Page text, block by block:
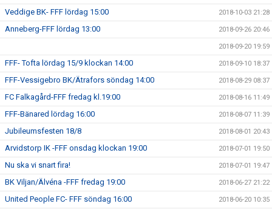
Veddige BK- FFF lördag 15:00 2018-10-03 21:28
Anneberg-FFF lördag 13:00 2018-09-26 20:46
2018-09-20 19:59
FFF- Tofta lördag 15/9 klockan 14:00 2018-09-10 18:37
FFF-Vessigebro BK/Ätrafors söndag 14:00 2018-08-29 08:37
FC Falkagård-FFF fredag kl.19:00 2018-08-16 11:49
FFF-Bänared lördag 16:00 2018-08-07 11:39
Jubileumsfesten 18/8 2018-08-01 20:43
Arvidstorp IK -FFF onsdag klockan 19:00 2018-07-01 19:50
Nu ska vi snart fira! 2018-07-01 19:47
BK Viljan/Älvéna -FFF fredag 19:00 2018-06-27 21:22
United People FC- FFF söndag 16:00 2018-06-20 10:35